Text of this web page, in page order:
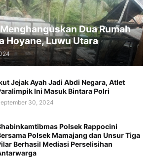
Dua Rumah
Hoyane, Luwu Utara
Jejak Ayah Jadi Abdi Negara, Atlet
Ini Masuk Bintara Polri
30, 2024
Polsek Rappocini
Polsek Mamajang dan Unsur Tiga
Berhasil Mediasi Perselisihan